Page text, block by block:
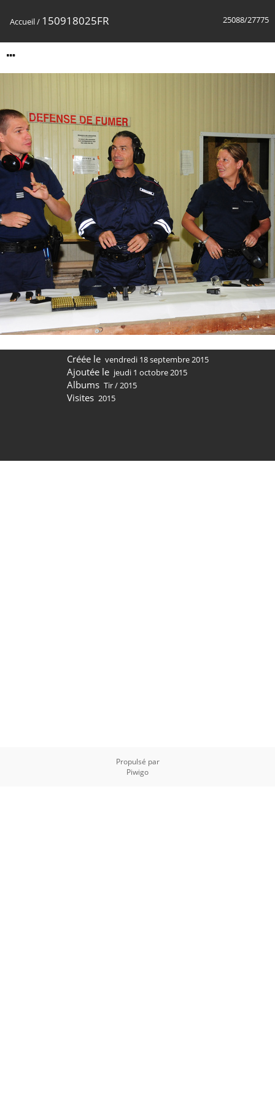
25088/27775
Accueil/ 150918025FR
Créée le vendredi 18 septembre 2015
Ajoutée le jeudi 1 octobre 2015
Albums Tir/2015
Visites 2015
Propulsé par
Piwigo